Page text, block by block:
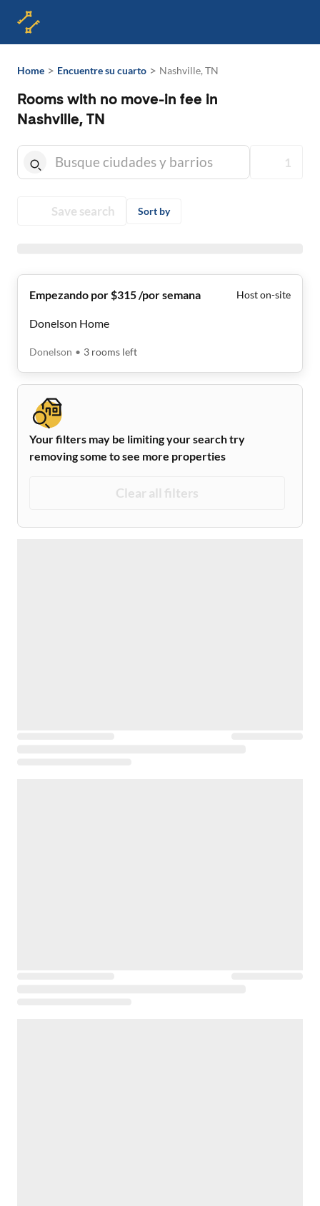
Home > Encuentre su cuarto > Nashville, TN
Rooms with no move-in fee in
Nashville, TN
1
Save search Sort by
Empezando por $315 /por semana Host on-site
Donelson Home
Donelson • 3 rooms left
Your filters may be limiting your search try
removing some to see more properties
Clear all filters